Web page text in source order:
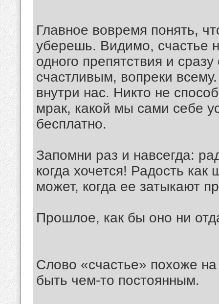
Главное вовремя понять,
уберешь. Видимо, счастье
одного препятствия и
счастливым, вопреки
внутри нас. Никто не
мрак, какой мы сами себе
бесплатно.
Запомни раз и навсегда:
когда хочется! Радость
может, когда ее затыкают
Прошлое, как бы оно ни
Слово «счастье» похоже
быть чем-то постоянным.